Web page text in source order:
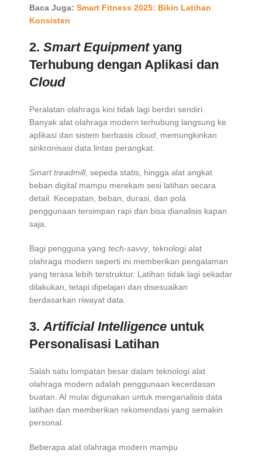
Baca Juga: Smart Fitness 2025: Bikin Latihan
Konsisten
2. Smart Equipmentyang
Terhubung dengan Aplikasi dan
Cloud
Peralatan olahraga kini tidak lagi berdiri sendiri.
Banyak alat olahraga modern terhubung langsung ke
aplikasi dan sistem berbasis cloud , memungkinkan
sinkronisasi data lintas perangkat.
Smart treadmill, sepeda statis, hingga alat angkat
beban digital mampu merekam sesi latihan secara
detail. Kecepatan, beban, durasi, dan pola
penggunaan tersimpan rapi dan bisa dianalisis kapan
saja.
Bagi pengguna yang tech-savvy, teknologi alat
olahraga modern seperti ini memberikan pengalaman
yang terasa lebih terstruktur. Latihan tidak lagi sekadar
dilakukan, tetapi dipelajari dan disesuaikan
berdasarkan riwayat data.
3.Artificial Intelligence untuk
Personalisasi Latihan
Salah satu lompatan besar dalam teknologi alat
olahraga modern adalah penggunaan kecerdasan
buatan. AI mulai digunakan untuk menganalisis data
latihan dan memberikan rekomendasi yang semakin
personal.
Beberapa alat olahraga modern mampu